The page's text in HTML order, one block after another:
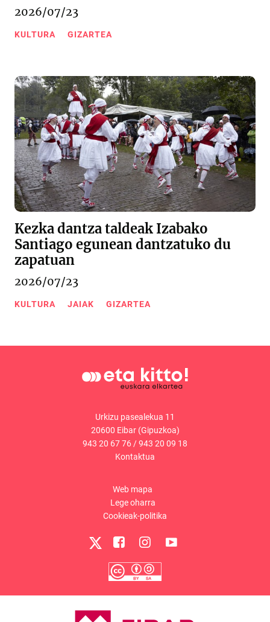
2026/07/23
KULTURA GIZARTEA
Kezka dantza taldeak Izabako
Santiago egunean dantzatuko du
zapatuan
2026/07/23
KULTURA JAIAK GIZARTEA
Urkizu pasealekua 11
20600 Eibar (Gipuzkoa)
943 20 67 76 /943 20 09 18
Kontaktua
Web mapa
Lege oharra
Cookieak-politika